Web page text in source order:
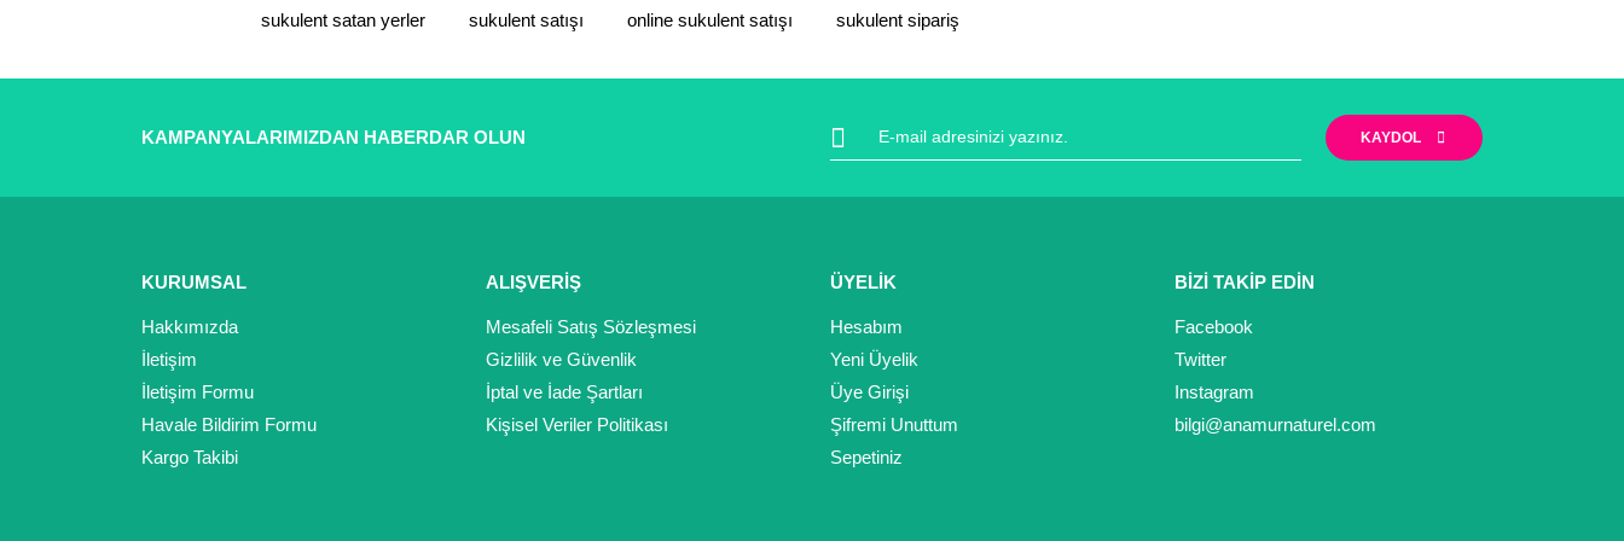
Ürün fiyatı diğer sitelerden daha pahalı.
sukulent satan yerler
sukulent satışı online sukulent satışı sukulent sipariş
KAMPANYALARIMIZDAN HABERDAR OLUN KAYDOL
KURUMSAL
Hakkımızda
İletişim
İletişim Formu
Havale Bildirim Formu
Kargo Takibi
ALIŞVERİŞ
Mesafeli Satış Sözleşmesi
Gizlilik ve Güvenlik
İptal ve İade Şartları
Kişisel Veriler Politikası
ÜYELİK
Hesabım
Yeni Üyelik
Üye Girişi
Şifremi Unuttum
Sepetiniz
BİZİ TAKİP EDİN
Facebook
Twitter
Instagram
bilgi@anamurnaturel.com